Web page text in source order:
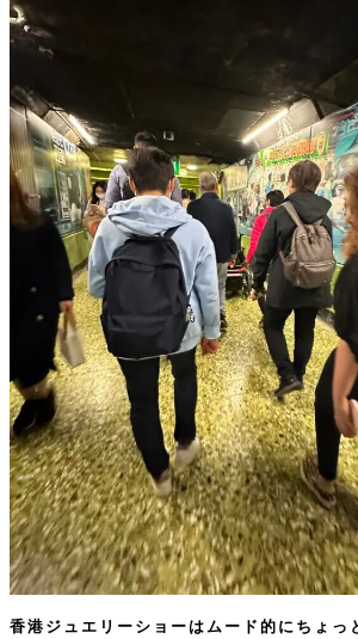
香港ジュエリーショーはムード的にちょっ